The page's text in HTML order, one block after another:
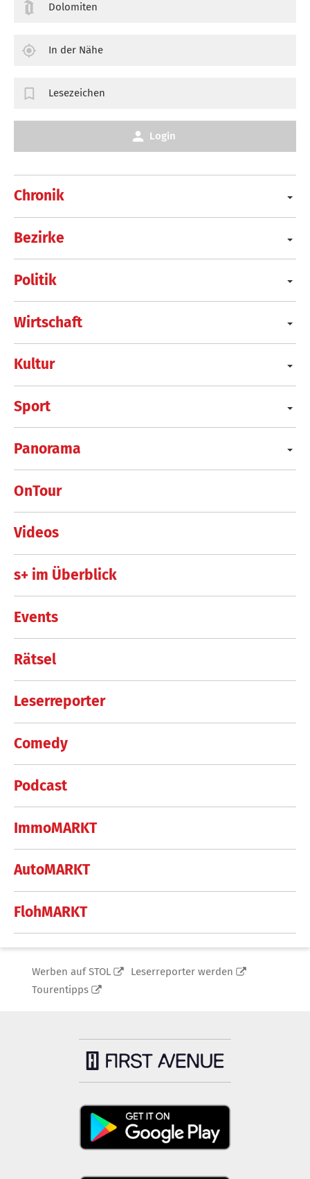
Chronik
Bezirke
Politik
Wirtschaft
Kultur
Sport
Panorama
OnTour
Videos
s+ im Überblick
Events
Rätsel
Leserreporter
Comedy
Podcast
ImmoMARKT
AutoMARKT
FlohMARKT
Dolomiten
In der Nähe
Lesezeichen
Login
Werben auf STOL
Leserreporter werden
Tourentipps